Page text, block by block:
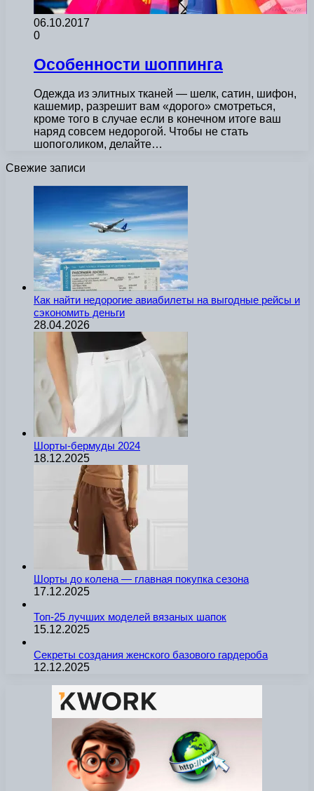
06.10.2017
0
Особенности шоппинга
Одежда из элитных тканей — шелк, сатин, шифон,
кашемир, разрешит вам «дорого» смотреться,
кроме того в случае если в конечном итоге ваш
наряд совсем недорогой. Чтобы не стать
шопоголиком, делайте…
Свежие записи
Как найти недорогие авиабилеты на выгодные рейсы и
сэкономить деньги
28.04.2026
Шорты-бермуды 2024
18.12.2025
Шорты до колена — главная покупка сезона
17.12.2025
Топ-25 лучших моделей вязаных шапок
15.12.2025
Секреты создания женского базового гардероба
12.12.2025